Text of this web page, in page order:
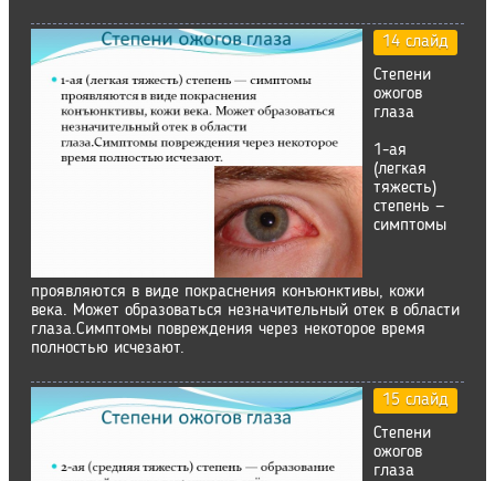
14 слайд
Степени
ожогов
глаза
1-ая
(легкая
тяжесть)
степень —
симптомы
проявляются в виде покраснения конъюнктивы, кожи
века. Может образоваться незначительный отек в области
глаза.Симптомы повреждения через некоторое время
полностью исчезают.
15 слайд
Степени
ожогов
глаза